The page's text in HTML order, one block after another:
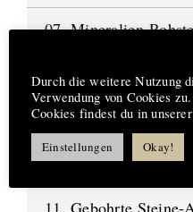
07. Mineralien-
08. Fossilien-
09. Kristalle
10. Polierte Steine-
Durch die weitere Nutzung
Verwendung von Cookies
Cookies findest du in
Einstellungen Okay!